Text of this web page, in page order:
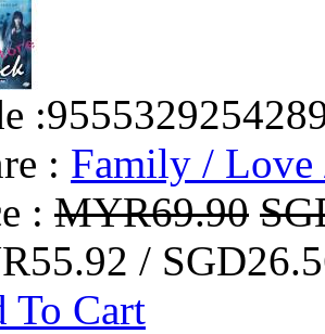
:
: Family / Love
: MYR69.90
/
To Cart